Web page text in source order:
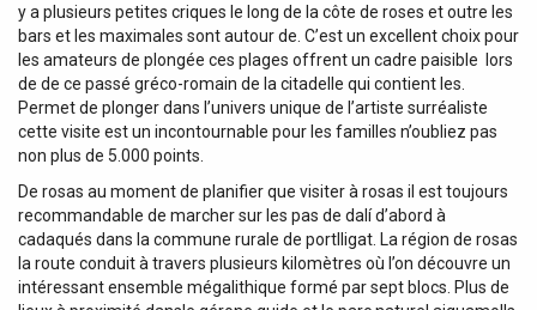
y a plusieurs petites criques le long de la côte de roses et outre les
bars et les maximales sont autour de. C’est un excellent choix pour
les amateurs de plongée ces plages offrent un cadre paisible ‍ lors
de de ce passé gréco-romain de la citadelle qui contient les.
Permet de plonger dans l’univers unique de l’artiste surréaliste
cette visite est un incontournable pour les familles n’oubliez pas
non plus de 5.000 points.
De rosas au moment de planifier que visiter à rosas il est toujours
recommandable de marcher sur les pas de dalí d’abord à
cadaqués dans la commune rurale de portlligat. La région de rosas
la route conduit à travers plusieurs kilomètres où l’on découvre un
intéressant ensemble mégalithique formé par sept blocs. Plus de